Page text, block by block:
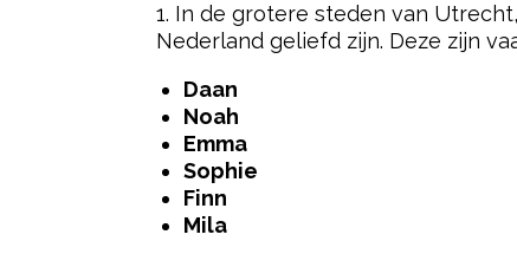
1. In de grotere steden van
Nederland geliefd zijn. Deze zijn
Daan
Noah
Emma
Sophie
Finn
Mila